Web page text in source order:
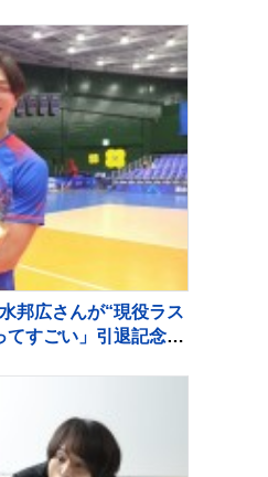
邦広さんが“現役ラス
てすごい」引退記念試